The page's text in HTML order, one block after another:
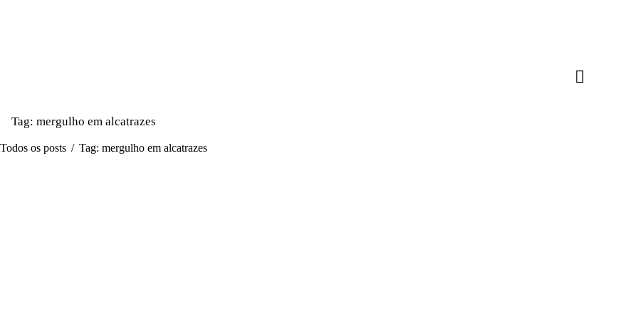
Tag: mergulho em alcatrazes
Todos os posts Tag: mergulho em alcatrazes